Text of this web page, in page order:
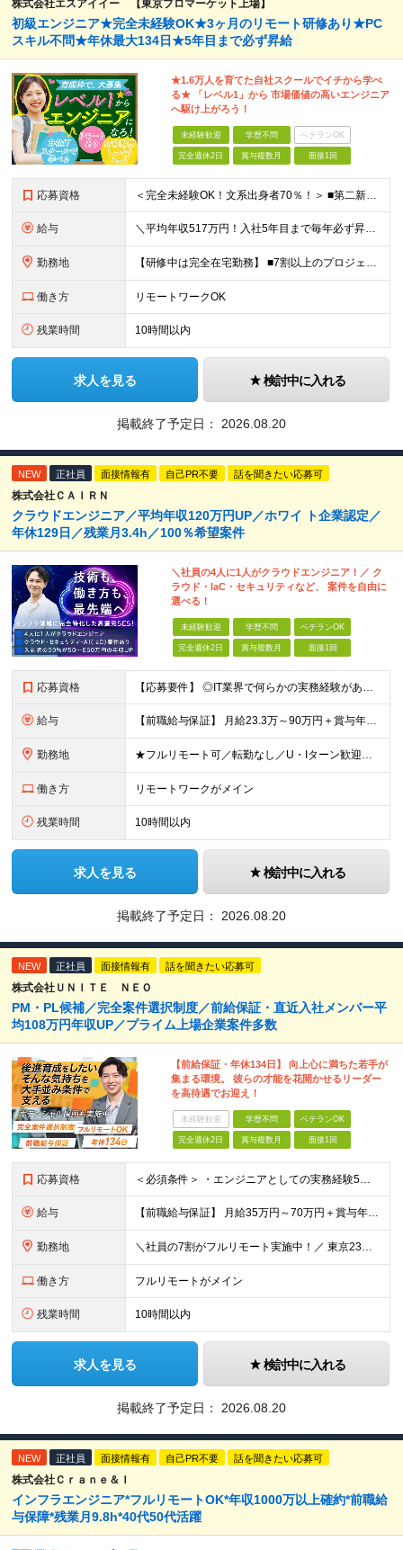
株式会社エスアイイー 【東京プロマーケット上場】
初級エンジニア★完全未経験OK★3ヶ月のリモート研修あり★PC
スキル不問★年休最大134日★5年目まで必ず昇給
★1.6万人を育てた自社スクールでイチから学べ
る★ 「レベル1」から 市場価値の高いエンジニア
へ駆け上がろう！
未経験歓迎 学歴不問 ベテランOK
完全週休2日 賞与複数月 面接1回
応募資格 ＜完全未経験OK！文系出身者70％！＞ ■第二新卒歓迎 ■学歴・経歴不問・社会人未経験もOK ■20代を中心に活躍中◎ ★☆先輩たちの前職☆★ 元アパレルスタッフや塾講師、介護士、事務、営業など社員
給与 ＼平均年収517万円！入社5年目まで毎年必ず昇給／ ■賞与年3回 ■年収800万円以上も可 ■入社3年以上の平均年収469.2万円 月給23万2000円以上＋賞与年3回＋各種手当 ☆入社5年目まで最
勤務地 【研修中は完全在宅勤務】 ■7割以上のプロジェクトでリモートワークを導入 ■一都三県のプロジェクト先 ■転居を伴う転勤なし ＜プロジェクト先＞ 東京・神奈川・千葉・埼玉でのプロジェクト先にて勤務いた
働き方 リモートワークOK
残業時間 10時間以内
求人を見る 検討中に入れる
掲載終了予定日： 2026.08.20
NEW 正社員 面接情報有 自己PR不要 話を聞きたい応募可
株式会社ＣＡＩＲＮ
クラウドエンジニア／平均年収120万円UP／ホワイ ト企業認定／
年休129日／残業月3.4h／100％希望案件
＼社員の4人に1人がクラウドエンジニア！／ ク
ラウド・IaC・セキュリティなど、 案件を自由に
選べる！
未経験歓迎 学歴不問 ベテランOK
完全週休2日 賞与複数月 面接1回
応募資格 【応募要件】 ◎IT業界で何らかの実務経験がある方 └2～3ヶ月の実務経験のある方は歓迎します！ 例）PCキッティングやモバイル通信基地局の業務経験者など インフラエンジニアとして経験のある方は、
給与 【前職給与保証】 月給23.3万～90万円＋賞与年2回＋インセンティブ ★年収1000万円以上の実績あり！ ※上記月給には月20～30時間分（2万9,300円～21万7,900円）の固定残業代を含み
勤務地 ★フルリモート可／転勤なし／U・Iターン歓迎★ ◎勤務地は相談の上、ご自宅近くに調整します！ 【勤務地】 本社、または東京／埼玉／千葉／神奈川／愛知／仙台のクライアント先 ◎完全在宅（フルリモート）
働き方 リモートワークがメイン
残業時間 10時間以内
求人を見る 検討中に入れる
掲載終了予定日： 2026.08.20
NEW 正社員 面接情報有 話を聞きたい応募可
株式会社ＵＮＩＴＥ ＮＥＯ
PM・PL候補／完全案件選択制度／前給保証・直近入社メンバー平
均108万円年収UP／プライム上場企業案件多数
【前給保証・年休134日】 向上心に満ちた若手が
集まる環境。 彼らの才能を花開かせるリーダー
を高待遇でお迎え！
未経験歓迎 学歴不問 ベテランOK
完全週休2日 賞与複数月 面接1回
応募資格 ＜必須条件＞ ・エンジニアとしての実務経験5年以上 ＜尚可条件＞ ・PM、PL経験 ・後輩指導やチームリーダーなど、何らかのリード経験 ※リーダー未経験の方のご応募も大歓迎です！ポテンシャル採用を
給与 【前職給与保証】 月給35万円～70万円＋賞与年2回＋各種手当 ※前職の給与・スキル・経験を考慮の上、決定いたします。 ※月給には固定残業代（月30時間分／5万円～10万円）を含みます。超過分は別途
勤務地 ＼社員の7割がフルリモート実施中！／ 東京23区内など1都3県を中心としたプロジェクト先での勤務となります。 ※勤務地は希望を考慮します ≪本社≫ 東京都渋谷区恵比寿南1丁目3番7号 隅越ビル5階
働き方 フルリモートがメイン
残業時間 10時間以内
求人を見る 検討中に入れる
掲載終了予定日： 2026.08.20
NEW 正社員 面接情報有 自己PR不要 話を聞きたい応募可
株式会社Ｃｒａｎｅ＆Ｉ
インフラエンジニア*フルリモートOK*年収1000万以上確約*前職給
与保障*残業月9.8h*40代50代活躍